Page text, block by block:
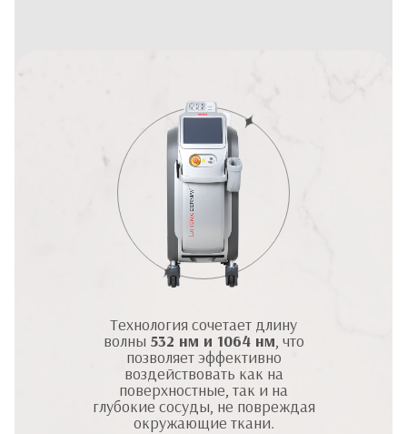
Технология сочетает длину
волны 532 нм и 1064 нм, что
позволяет эффективно
воздействовать как на
поверхностные, так и на
глубокие сосуды, не повреждая
окружающие ткани.